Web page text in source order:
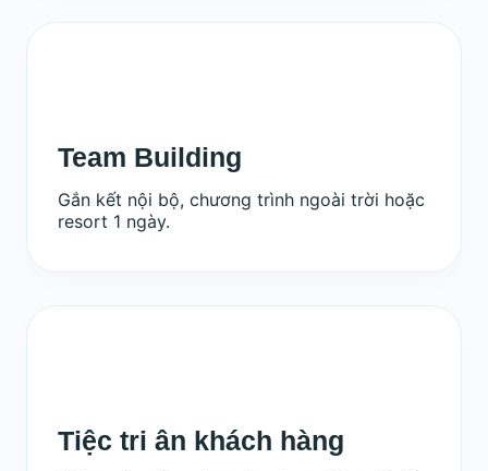
Team Building
Gắn kết nội bộ, chương trình ngoài trời hoặc
resort 1 ngày.
Tiệc tri ân khách hàng